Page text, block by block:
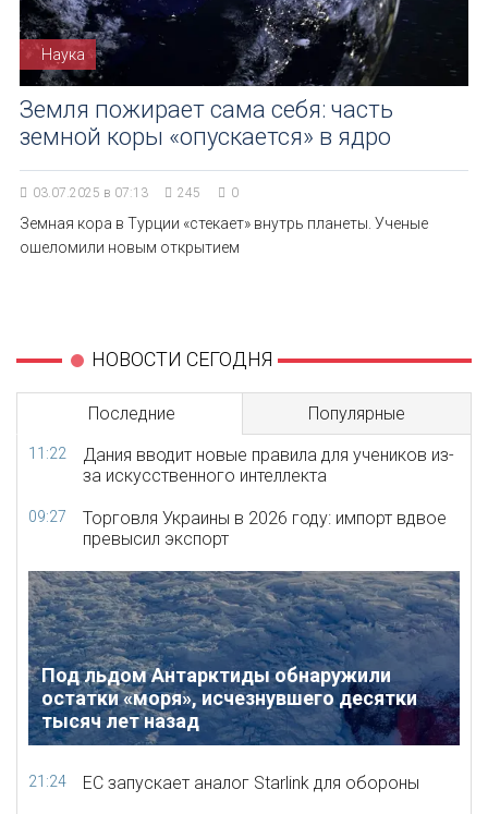
Наука
Земля пожирает сама себя: часть
земной коры «опускается» в ядро
03.07.2025 в 07:13 245 0
Земная кора в Турции «стекает» внутрь планеты. Ученые
ошеломили новым открытием
НОВОСТИ СЕГОДНЯ
Последние Популярные
11:22
Дания вводит новые правила для учеников из-
за искусственного интеллекта
09:27
Торговля Украины в 2026 году: импорт вдвое
превысил экспорт
Под льдом Антарктиды обнаружили
остатки «моря», исчезнувшего десятки
тысяч лет назад
21:24 ЕС запускает аналог Starlink для обороны